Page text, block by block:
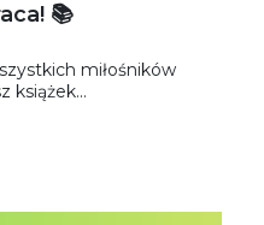
📚
miłośników
książek...